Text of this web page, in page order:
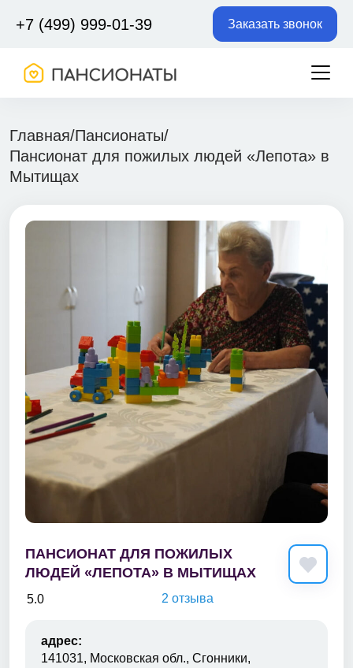
+7 (499) 999-01-39 Заказать звонок
Главная/Пансионаты/
Пансионат для пожилых людей «Лепота» в
Мытищах
ПАНСИОНАТ ДЛЯ ПОЖИЛЫХ
ЛЮДЕЙ «ЛЕПОТА» В МЫТИЩАХ
5.0 2 отзыва
адрес:
141031, Московская обл., Сгонники,